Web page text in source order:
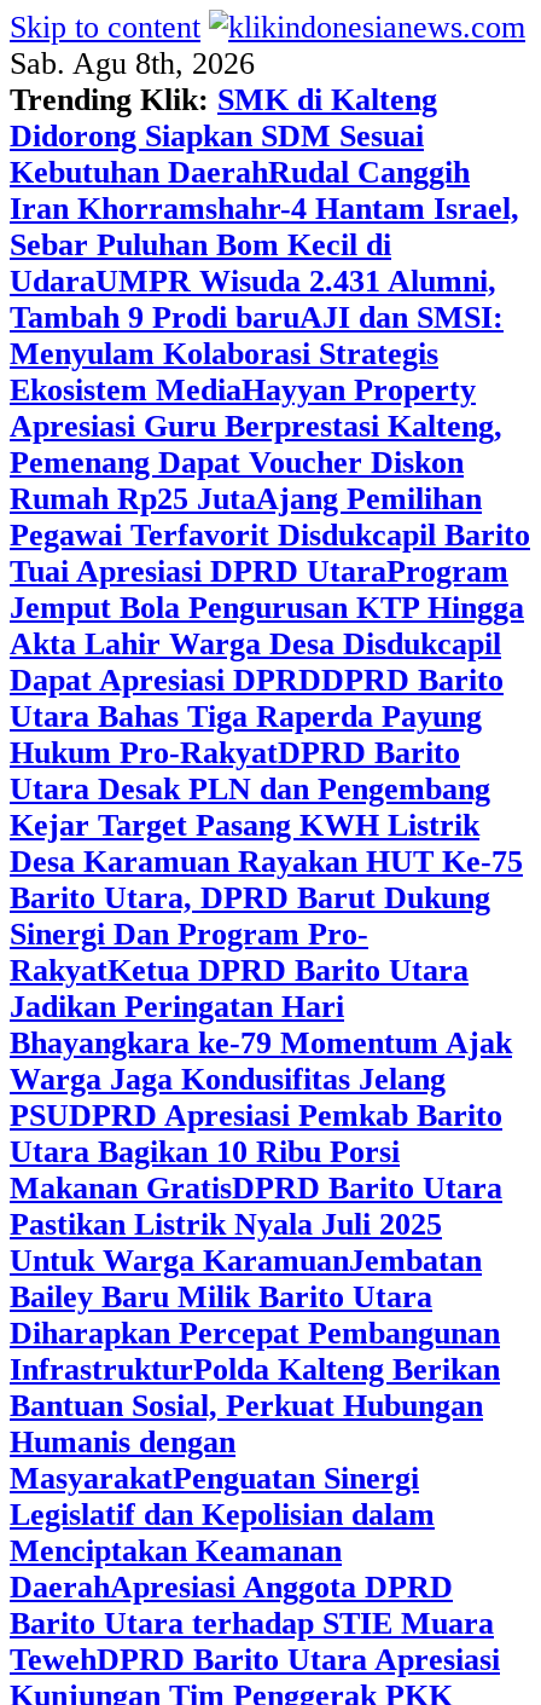
Skip to content
Sab. Agu 8th, 2026
Trending Klik: SMK di Kalteng
Didorong Siapkan SDM Sesuai
Kebutuhan DaerahRudal Canggih
Iran Khorramshahr-4 Hantam Israel,
Sebar Puluhan Bom Kecil di
UdaraUMPR Wisuda 2.431 Alumni,
Tambah 9 Prodi baruAJI dan SMSI:
Menyulam Kolaborasi Strategis
Ekosistem MediaHayyan Property
Apresiasi Guru Berprestasi Kalteng,
Pemenang Dapat Voucher Diskon
Rumah Rp25 JutaAjang Pemilihan
Pegawai Terfavorit Disdukcapil Barito
Tuai Apresiasi DPRD UtaraProgram
Jemput Bola Pengurusan KTP Hingga
Akta Lahir Warga Desa Disdukcapil
Dapat Apresiasi DPRDDPRD Barito
Utara Bahas Tiga Raperda Payung
Hukum Pro-RakyatDPRD Barito
Utara Desak PLN dan Pengembang
Kejar Target Pasang KWH Listrik
Desa Karamuan Rayakan HUT Ke-75
Barito Utara, DPRD Barut Dukung
Sinergi Dan Program Pro-
RakyatKetua DPRD Barito Utara
Jadikan Peringatan Hari
Bhayangkara ke-79 Momentum Ajak
Warga Jaga Kondusifitas Jelang
PSUDPRD Apresiasi Pemkab Barito
Utara Bagikan 10 Ribu Porsi
Makanan GratisDPRD Barito Utara
Pastikan Listrik Nyala Juli 2025
Untuk Warga KaramuanJembatan
Bailey Baru Milik Barito Utara
Diharapkan Percepat Pembangunan
InfrastrukturPolda Kalteng Berikan
Bantuan Sosial, Perkuat Hubungan
Humanis dengan
MasyarakatPenguatan Sinergi
Legislatif dan Kepolisian dalam
Menciptakan Keamanan
DaerahApresiasi Anggota DPRD
Barito Utara terhadap STIE Muara
TewehDPRD Barito Utara Apresiasi
Kunjungan Tim Penggerak PKK